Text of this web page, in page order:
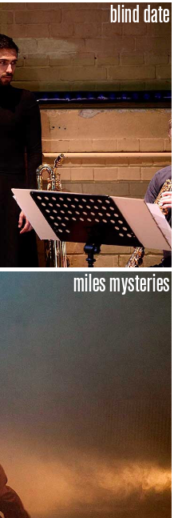
blind date
miles mysteries